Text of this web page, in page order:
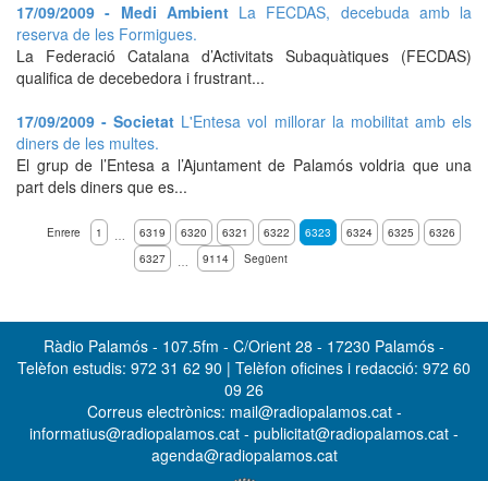
17/09/2009 - Medi Ambient La FECDAS, decebuda amb la
reserva de les Formigues.
La Federació Catalana d’Activitats Subaquàtiques (FECDAS)
qualifica de decebedora i frustrant...
17/09/2009 - Societat L'Entesa vol millorar la mobilitat amb els
diners de les multes.
El grup de l’Entesa a l’Ajuntament de Palamós voldria que una
part dels diners que es...
Enrere 1 … 6319 6320 6321 6322 6323 6324 6325
6326
6327
… 9114 Següent
Ràdio Palamós - 107.5fm - C/Orient 28 - 17230 Palamós -
Telèfon estudis: 972 31 62 90 | Telèfon oficines i redacció: 972 60
09 26
Correus electrònics: mail@radiopalamos.cat -
informatius@radiopalamos.cat - publicitat@radiopalamos.cat -
agenda@radiopalamos.cat